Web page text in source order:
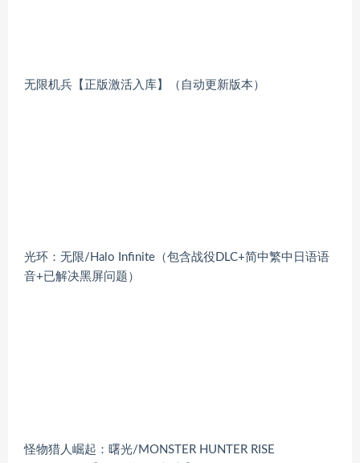
无限机兵【正版激活入库】（自动更新版本）
光环：无限/Halo Infinite（包含战役DLC+简中繁中日语语
音+已解决黑屏问题）
怪物猎人崛起：曙光/MONSTER HUNTER RISE